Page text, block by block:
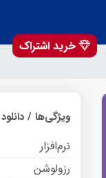
خرید اشتراک
ویژگی‌ها / دانلود
نرم‌افزار
رزولوشن